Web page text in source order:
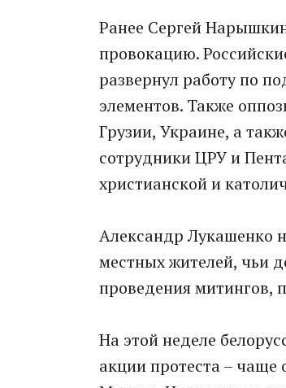
Ранее Сергей
провокацию.
развернул работу по
элементов. Также
Грузии, Украине, а
сотрудники ЦРУ и
христианской и
Александр Лукашенко
местных жителей, чьи
проведения митингов,
На этой неделе
акции протеста –